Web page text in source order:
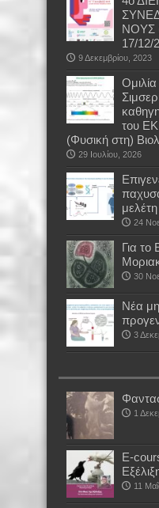
ΝΟΥΣ
17/12/
9 Δεκεμβρίου, 2023
του
(Φυσική στη)
29 Ιουλίου, 2026
24
Για το
30
Νέα
3
1
E-
11